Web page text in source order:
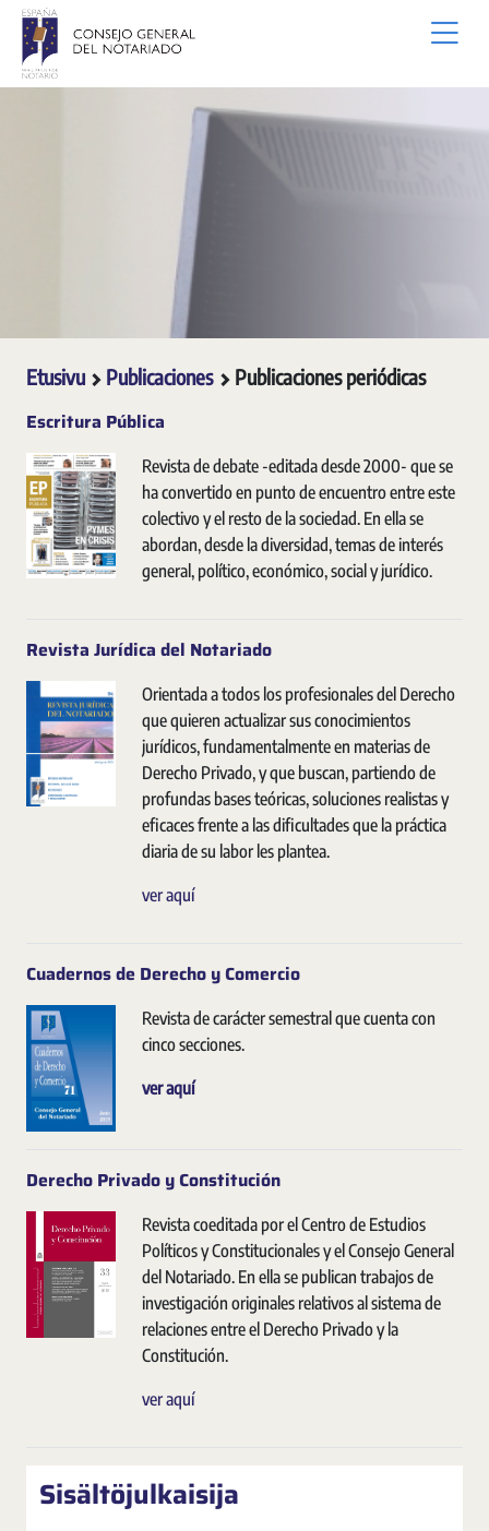
Siirry pääsisältöön
Etusivu Publicaciones Publicaciones periódicas
Escritura Pública
Revista de debate -editada desde 2000- que se
ha convertido en punto de encuentro entre este
colectivo y el resto de la sociedad. En ella se
abordan, desde la diversidad, temas de interés
general, político, económico, social y jurídico.
Revista Jurídica del Notariado
Orientada a todos los profesionales del Derecho
que quieren actualizar sus conocimientos
jurídicos, fundamentalmente en materias de
Derecho Privado, y que buscan, partiendo de
profundas bases teóricas, soluciones realistas y
eficaces frente a las dificultades que la práctica
diaria de su labor les plantea.
ver aquí
Cuadernos de Derecho y Comercio
Revista de carácter semestral que cuenta con
cinco secciones.
ver aquí
Derecho Privado y Constitución
Revista coeditada por el Centro de Estudios
Políticos y Constitucionales y el Consejo General
del Notariado. En ella se publican trabajos de
investigación originales relativos al sistema de
relaciones entre el Derecho Privado y la
Constitución.
ver aquí
Sisältöjulkaisija